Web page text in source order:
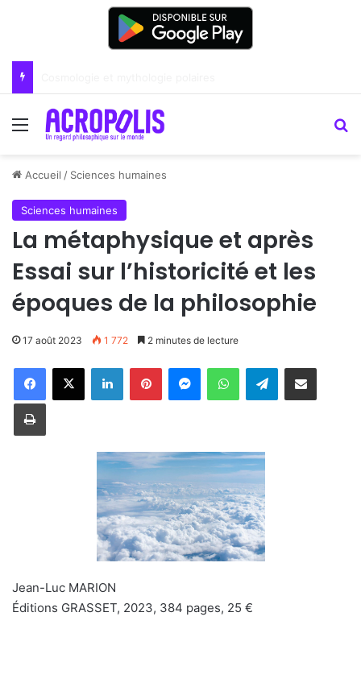
Menu
Accueil / Sciences humaines
Sciences humaines
La métaphysique et après
Essai sur l’historicité et les
époques de la philosophie
17 août 2023 1 772 2 minutes de lecture
LinkedinPinterestMessengerWhatsAppTelegramPartager par email
Imprimer
Jean-Luc MARION
Éditions GRASSET, 2023, 384 pages, 25 €